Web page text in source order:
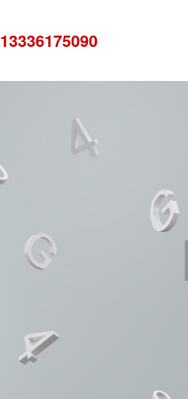
13336175090